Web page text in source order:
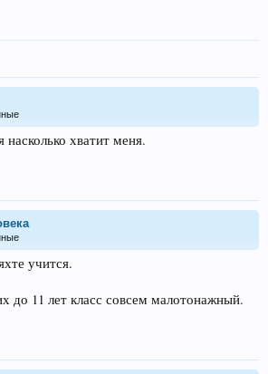
хватит меня.
учится.
до 11 лет класс совсем малотонажный.